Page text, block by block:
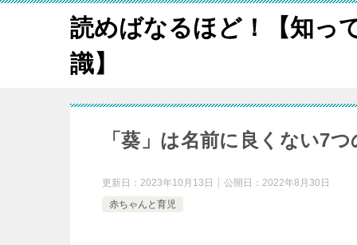
読めばなるほど！【知っ
識】
「葵」は名前に良くない7
更新日： 2023年10月13日 公開日： 2022年8月30日
赤ちゃんと育児